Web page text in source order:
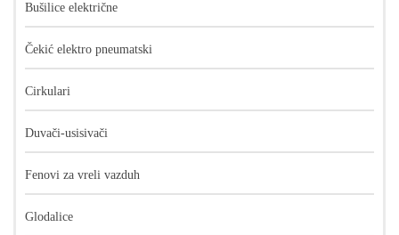
Bušilice električne
Čekić elektro pneumatski
Cirkulari
Duvači-usisivači
Fenovi za vreli vazduh
Glodalice